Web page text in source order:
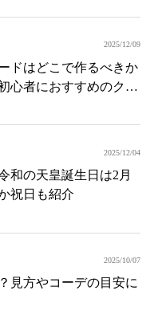
2025/12/09
ドはどこで作るべきか
心者におすすめのクレ
2025/12/04
和の天皇誕生日は2月
祝日も紹介
2025/10/07
見方やコーデの目安に